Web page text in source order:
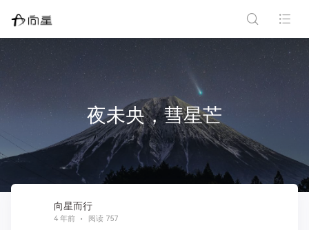
夜未央，彗星芒
向星而行
4 年前 阅读 757